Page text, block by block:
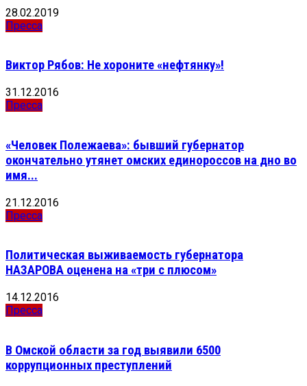
28.02.2019
Пресса
Виктор Рябов: Не хороните «нефтянку»!
31.12.2016
Пресса
«Человек Полежаева»: бывший губернатор
окончательно утянет омских единороссов на дно во
имя...
21.12.2016
Пресса
Политическая выживаемость губернатора
НАЗАРОВА оценена на «три с плюсом»
14.12.2016
Пресса
В Омской области за год выявили 6500
коррупционных преступлений